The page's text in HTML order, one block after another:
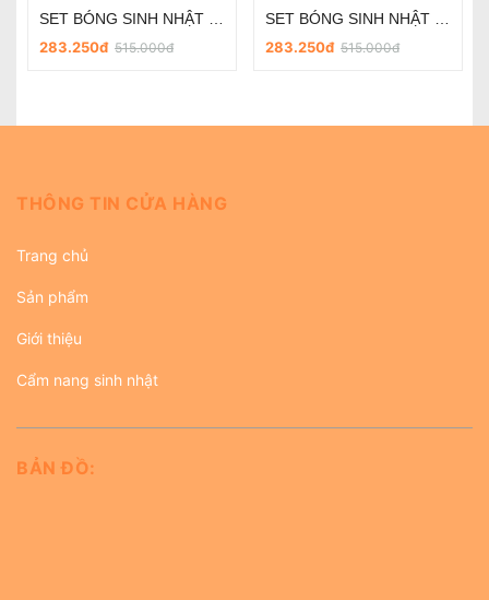
283.250đ 515.000đ
283.250đ 515.000đ
THÔNG TIN CỬA HÀNG
Trang chủ
Sản phẩm
Giới thiệu
Cẩm nang sinh nhật
BẢN ĐỒ: